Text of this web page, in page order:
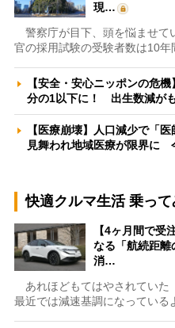
現…
警察庁が目下、頭を悩ませて
官の採用試験の受験者数は10年
【安全・安心ニッポンの危
分の1以下に！ 出生数減が
【医療崩壊】人口減少で「
見舞われ地域医療が限界に
快適クルマ生活 乗っ
【4ヶ月間で受
なる「航続距離
消…
あれほどもてはやされていた
最近では減速基調になっている